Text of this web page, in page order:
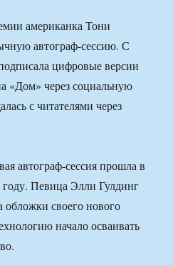
американка Тони
автограф-сессию. С
цифровые версии
«Дом» через социальную
с читателями через
автограф-сессия прошла в
Певица Элли Гулдинг
обложки своего нового
начало осваивать